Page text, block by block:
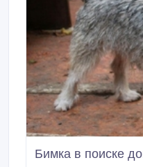
Бимка в поиске